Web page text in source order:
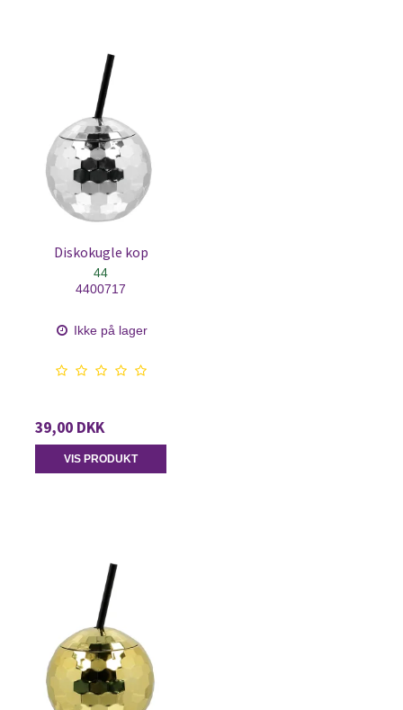
Diskokugle kop
44
4400717
Ikke på lager
39,00 DKK
VIS PRODUKT